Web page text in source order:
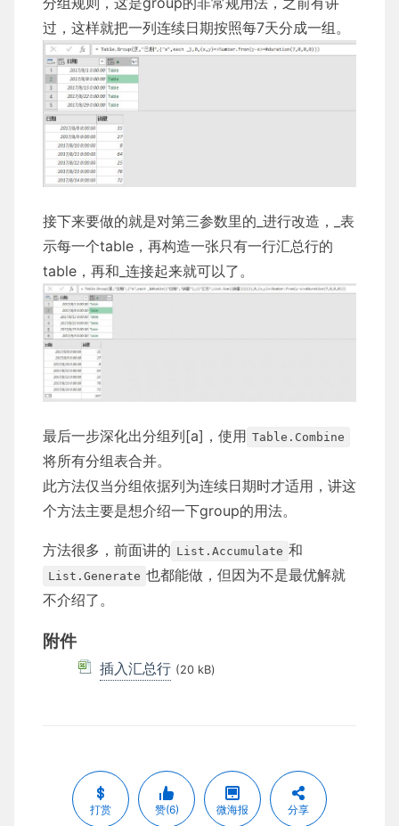
过，这样就把一列连续日期按照每7天分成一组。
接下来要做的就是对第三参数里的_进行改造，_表
示每一个table，再构造一张只有一行汇总行的
table，再和_连接起来就可以了。
最后一步深化出分组列[a]，使用 Table.Combine
将所有分组表合并。
此方法仅当分组依据列为连续日期时才适用，讲这
个方法主要是想介绍一下group的用法。
方法很多，前面讲的 List.Accumulate 和
List.Generate 也都能做，但因为不是最优解就
不介绍了。
附件
插入汇总行 (20 kB)
打赏 赞(6) 微海报 分享